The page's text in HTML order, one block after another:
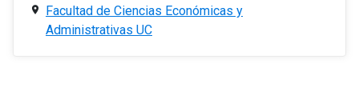
Facultad de Ciencias Económicas y
Administrativas UC